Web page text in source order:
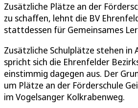
Zusätzliche Plätze an der
zu schaffen, lehnt die BV
stattdessen für Gemeinsames
Zusätzliche Schulplätze stehen in
spricht sich die Ehrenfelder
einstimmig dagegen aus. Der
um Plätze an der Förderschule
im Vogelsanger Kolkrabenweg.